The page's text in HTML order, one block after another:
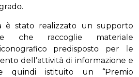
è stato realizzato un supporto
che raccoglie materiale
predisposto per le
dell’attività di informazione e
quindi istituito un “Premio